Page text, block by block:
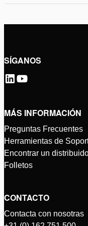
SÍGANOS
MÁS INFORMACIÓN
Preguntas Frecuentes
Herramientas de
Encontrar un
Folletos
CONTACTO
Contacta con nosotras